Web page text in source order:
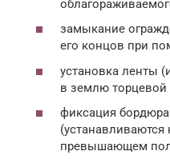
замыкание
его концов при
установка ленты
в землю торцевой
фиксация
(устанавливаются
превышающем